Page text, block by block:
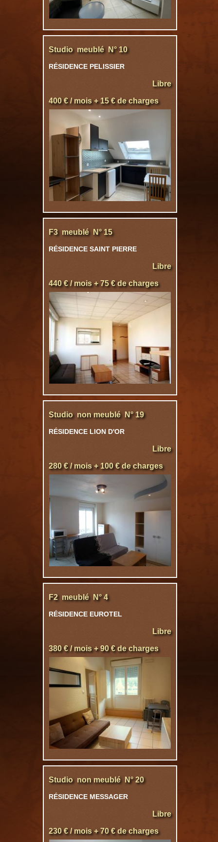
Studio meublé N° 10
RÉSIDENCE PELISSIER
Libre
400 € / mois + 15 € de charges
F3 meublé N° 15
RÉSIDENCE SAINT PIERRE
Libre
440 € / mois + 75 € de charges
Studio non meublé N° 19
RÉSIDENCE LION D'OR
Libre
280 € / mois + 100 € de charges
F2 meublé N° 4
RÉSIDENCE EUROTEL
Libre
380 € / mois + 90 € de charges
Studio non meublé N° 20
RÉSIDENCE MESSAGER
Libre
230 € / mois + 70 € de charges